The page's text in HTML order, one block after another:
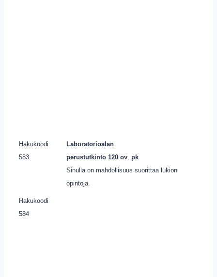
Hakukoodi
583
Laboratorioalan
perustutkinto 120 ov, pk
Sinulla on mahdollisuus suorittaa lukion
opintoja.
Hakukoodi
584